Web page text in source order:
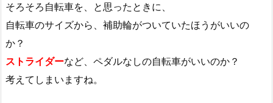
そろそろ自転車を、と思ったときに、
自転車のサイズから、補助輪がついていたほうがいいの
か？
ストライダーなど、ペダルなしの自転車がいいのか？
考えてしまいますね。